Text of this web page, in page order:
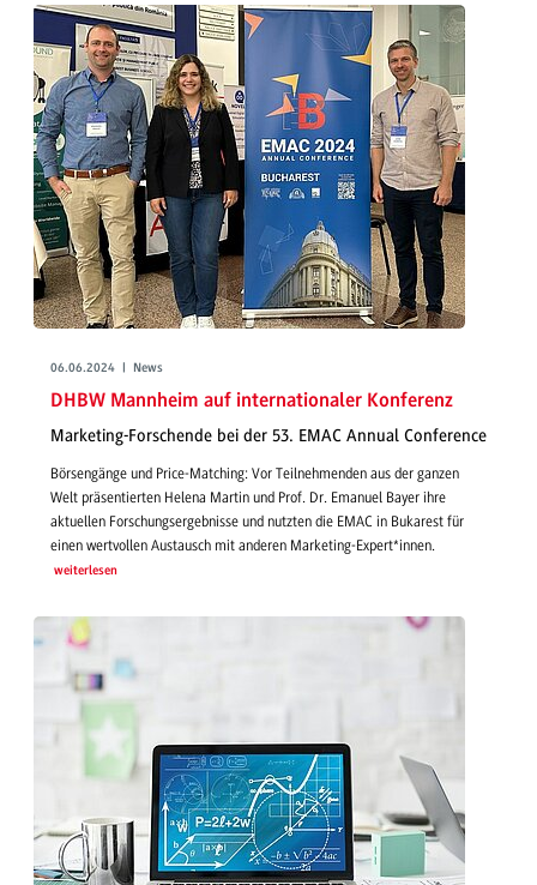
06.06.2024 | News
DHBW Mannheim auf internationaler Konferenz
Marketing-Forschende bei der 53. EMAC Annual Conference
Börsengänge und Price-Matching: Vor Teilnehmenden aus der ganzen
Welt präsentierten Helena Martin und Prof. Dr. Emanuel Bayer ihre
aktuellen Forschungsergebnisse und nutzten die EMAC in Bukarest für
einen wertvollen Austausch mit anderen Marketing-Expert*innen.
weiterlesen